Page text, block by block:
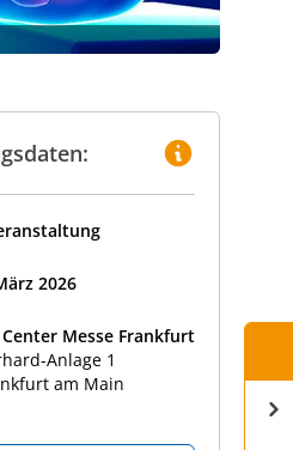
2026
Messe Frankfurt
Anlage 1
am Main